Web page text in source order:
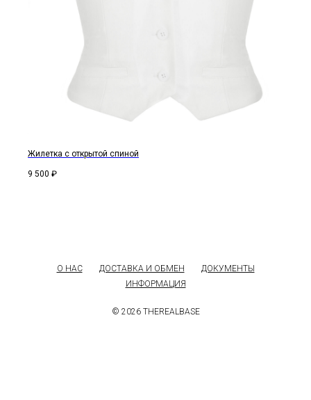
Жилетка с открытой спиной
9 500 ₽
О НАС ДОСТАВКА И ОБМЕН
ДОКУМЕНТЫ
ИНФОРМАЦИЯ
© 2026 THEREALBASE